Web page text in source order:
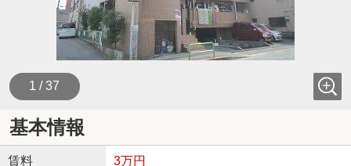
1 / 37
基本情報
賃料 3万円